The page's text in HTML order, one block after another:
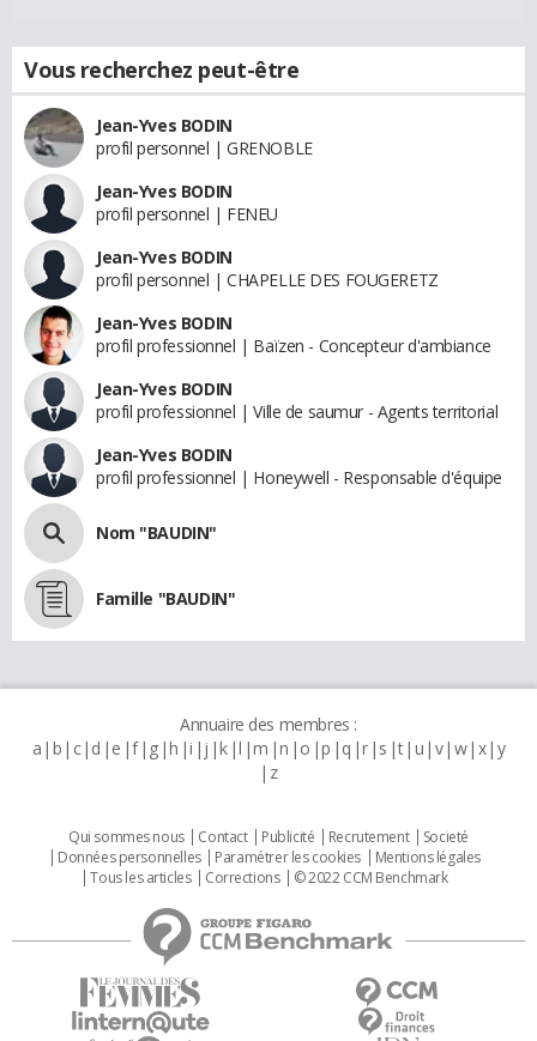
Vous recherchez peut-être
Jean-Yves BODIN
profil personnel | GRENOBLE
Jean-Yves BODIN
profil personnel | FENEU
Jean-Yves BODIN
profil personnel | CHAPELLE DES FOUGERETZ
Jean-Yves BODIN
profil professionnel | Baïzen - Concepteur d'ambiance
Jean-Yves BODIN
profil professionnel | Ville de saumur - Agents territorial
Jean-Yves BODIN
profil professionnel | Honeywell - Responsable d'équipe
Nom "BAUDIN"
Famille "BAUDIN"
Annuaire des membres :
a b c d e f g h i j k l m n o p q r s t u v w x y
z
Qui sommes nous Contact Publicité Recrutement
Societé
Données personnelles
Paramétrer les cookies
Mentions légales
Tous les articles
Corrections © 2022 CCM Benchmark